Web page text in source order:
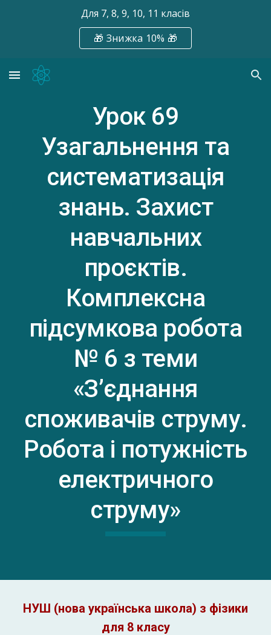
Skip to main content
Для 7, 8, 9, 10, 11 класів
🎁 Знижка 10% 🎁
Урок 69
Узагальнення та
систематизація
знань. Захист
навчальних
проєктів.
Комплексна
підсумкова робота
№ 6 з теми
«З’єднання
споживачів струму.
Робота і потужність
електричного
струму»
НУШ (нова українська школа) з фізики
для 8 класу